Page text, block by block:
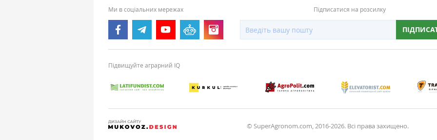
Ми в соціальних мережах Підписатися на розсилку
Підвищуйте аграрний IQ
© SuperAgronom.com, 2016-2026. Всі права захищено.